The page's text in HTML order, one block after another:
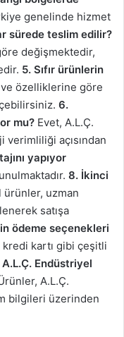
genelinde hizmet
sürede teslim edilir?
değişmektedir,
5. Sıfır ürünlerin
özelliklerine göre
6.
mu? Evet, A.L.Ç.
açısından
yapıyor
8. İkinci
ürünler, uzman
satışa
ödeme seçenekleri
kartı gibi çeşitli
A.L.Ç. Endüstriyel
A.L.Ç.
bilgileri üzerinden